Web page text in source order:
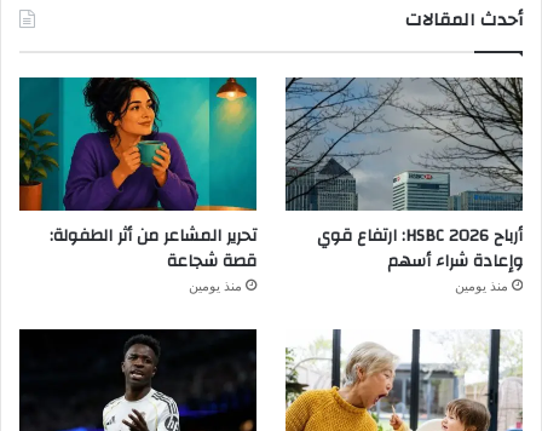
أحدث المقالات
أرباح HSBC 2026: ارتفاع قوي
وإعادة شراء أسهم
منذ يومين
تحرير المشاعر من أثر الطفولة:
قصة شجاعة
منذ يومين